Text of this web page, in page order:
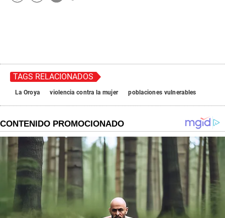
TAGS RELACIONADOS
La Oroya violencia contra la mujer poblaciones vulnerables